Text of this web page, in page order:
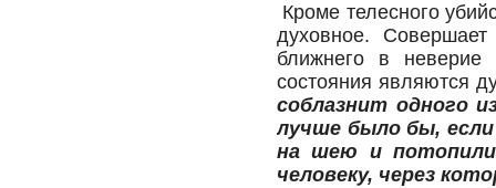
Кроме телесного
духовное.
ближнего в
состояния являются
соблазнит одного
лучше было бы,
на шею и потопили
человеку, через